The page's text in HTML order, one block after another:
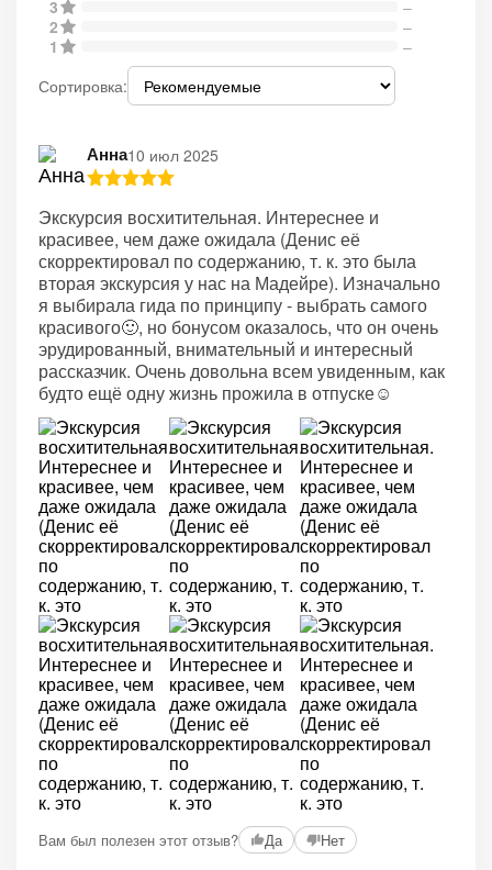
3
–
2
–
1
–
Сортировка:
Анна10 июл 2025
Экскурсия восхитительная. Интереснее и
красивее, чем даже ожидала (Денис её
скорректировал по содержанию, т. к. это была
вторая экскурсия у нас на Мадейре). Изначально
я выбирала гида по принципу - выбрать самого
красивого🙂, но бонусом оказалось, что он очень
эрудированный, внимательный и интересный
рассказчик. Очень довольна всем увиденным, как
будто ещё одну жизнь прожила в отпуске☺️
Вам был полезен этот отзыв? Да Нет